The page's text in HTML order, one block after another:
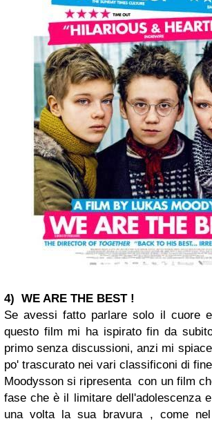
4) WE ARE THE BEST !
Se avessi fatto parlare solo il cuore
questo film mi ha ispirato fin da
primo senza discussioni, anzi mi
po' trascurato nei vari classificoni di
Moodysson si ripresenta con un film
fase che è il limitare dell'adolescenza
una volta la sua bravura , come nel